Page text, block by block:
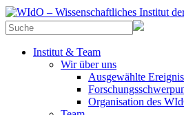
Institut & Team
Wir über uns
Ausgewählte
Organisation des